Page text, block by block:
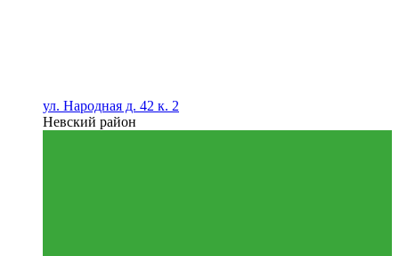
ул. Народная д. 42 к. 2
Невский район